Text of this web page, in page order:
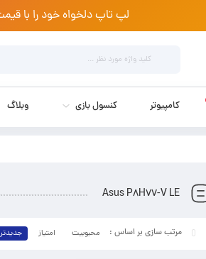
لپ تاپ دلخواه خود را با
کامپیوتر کنسول بازی وبلاگ
Asus P8H77-V LE
محبوبیت امتیاز